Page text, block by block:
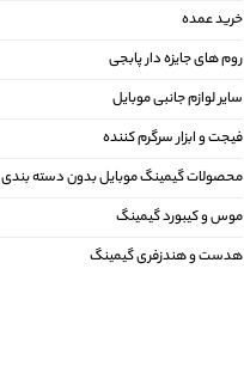
خرید عمده
روم های جایزه دار پابجی
سایر لوازم جانبی موبایل
فیجت و ابزار سرگرم کننده
محصولات گیمینگ موبایل بدون دسته بندی
موس و کیبورد گیمینگ
هدست و هندزفری گیمینگ